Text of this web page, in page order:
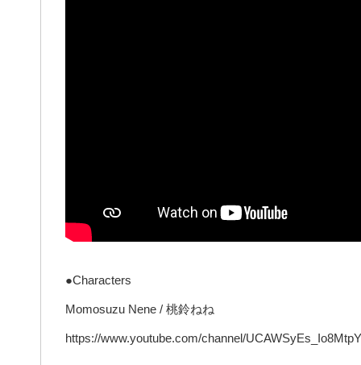
●Characters
Momosuzu Nene / 桃鈴ねね
https://www.youtube.com/channel/